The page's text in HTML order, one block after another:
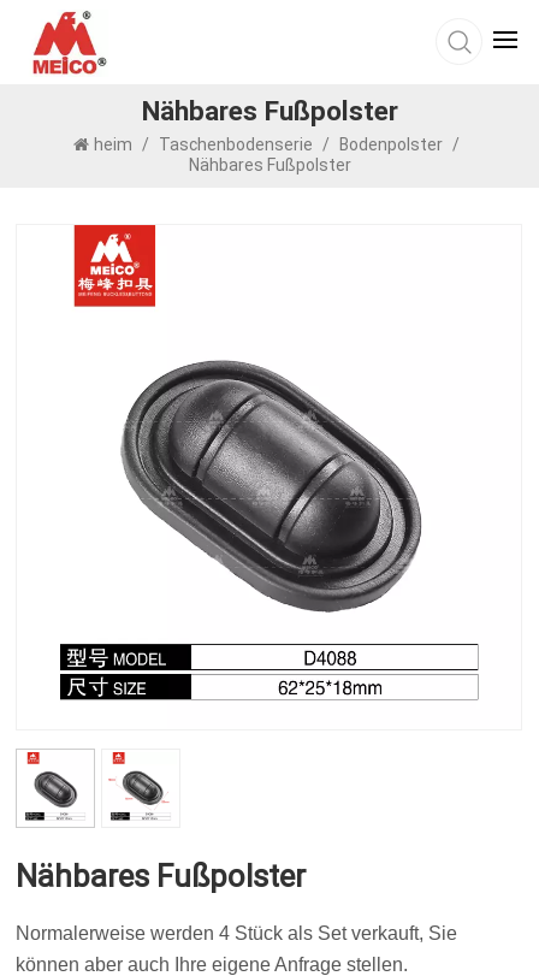
Nähbares Fußpolster
heim / Taschenbodenserie / Bodenpolster /
Nähbares Fußpolster
Nähbares Fußpolster
Normalerweise werden 4 Stück als Set verkauft, Sie
können aber auch Ihre eigene Anfrage stellen.